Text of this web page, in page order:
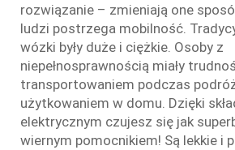
rozwiązanie – zmieniają one
ludzi postrzega mobilność.
wózki były duże i ciężkie. Osoby z
niepełnosprawnością miały
transportowaniem podczas
użytkowaniem w domu. Dzięki
elektrycznym czujesz się jak
wiernym pomocnikiem! Są lekkie i